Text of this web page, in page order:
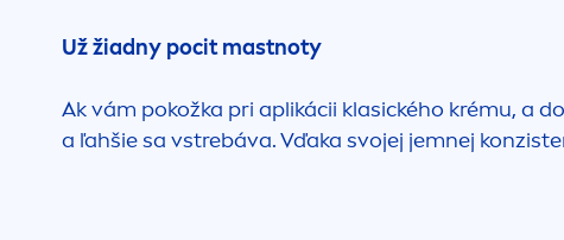
Už žiadny pocit mastnoty
Ak vám pokožka pri aplikácii klasického krému, a
a ľahšie sa vstrebáva. Vďaka svojej jemnej